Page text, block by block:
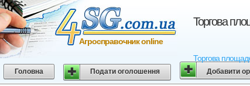
Торгова
Торгова
Агросправочник online
Головна Подати оголошення Добавити